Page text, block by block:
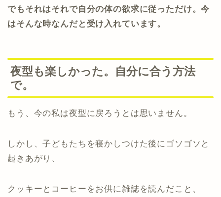
でもそれはそれで自分の体の欲求に従っただけ。今
はそんな時なんだと受け入れています。
夜型も楽しかった。自分に合う方法
で。
もう、今の私は夜型に戻ろうとは思いません。
しかし、子どもたちを寝かしつけた後にゴソゴソと
起きあがり、
クッキーとコーヒーをお供に雑誌を読んだこと、